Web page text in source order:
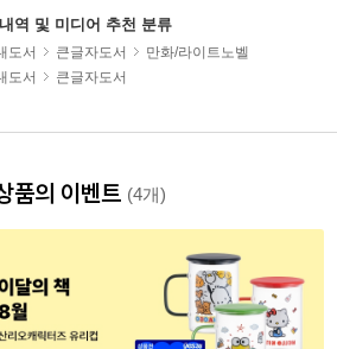
역 및 미디어 추천 분류
도서 큰글자도서
만화/라이트노벨
도서
큰글자도서
품의 이벤트 (4개)